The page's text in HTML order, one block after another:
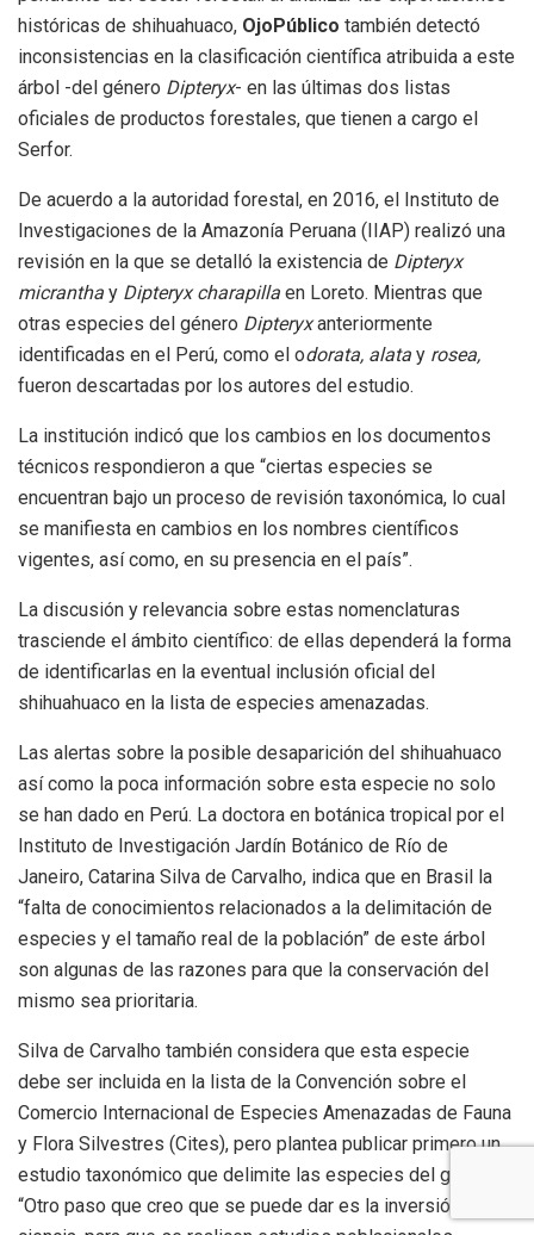
históricas de shihuahuaco, OjoPúblico también detectó
inconsistencias en la clasificación científica atribuida a este
árbol -del género Dipteryx- en las últimas dos listas
oficiales de productos forestales, que tienen a cargo el
Serfor.
De acuerdo a la autoridad forestal, en 2016, el Instituto de
Investigaciones de la Amazonía Peruana (IIAP) realizó una
revisión en la que se detalló la existencia de Dipteryx
micrantha y Dipteryx charapilla en Loreto. Mientras que
otras especies del género Dipteryxanteriormente
identificadas en el Perú, como el odorata, alata y rosea,
fueron descartadas por los autores del estudio.
La institución indicó que los cambios en los documentos
técnicos respondieron a que “ciertas especies se
encuentran bajo un proceso de revisión taxonómica, lo cual
se manifiesta en cambios en los nombres científicos
vigentes, así como, en su presencia en el país”.
La discusión y relevancia sobre estas nomenclaturas
trasciende el ámbito científico: de ellas dependerá la forma
de identificarlas en la eventual inclusión oficial del
shihuahuaco en la lista de especies amenazadas.
Las alertas sobre la posible desaparición del shihuahuaco
así como la poca información sobre esta especie no solo
se han dado en Perú. La doctora en botánica tropical por el
Instituto de Investigación Jardín Botánico de Río de
Janeiro, Catarina Silva de Carvalho, indica que en Brasil la
“falta de conocimientos relacionados a la delimitación de
especies y el tamaño real de la población” de este árbol
son algunas de las razones para que la conservación del
mismo sea prioritaria.
Silva de Carvalho también considera que esta especie
debe ser incluida en la lista de la Convención sobre el
Comercio Internacional de Especies Amenazadas de Fauna
y Flora Silvestres (Cites), pero plantea publicar primero un
estudio taxonómico que delimite las especies del género.
“Otro paso que creo que se puede dar es la inversión en